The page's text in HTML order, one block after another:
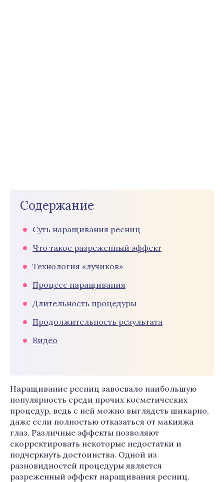
Содержание
Суть наращивания ресниц
Что такое разреженный эффект
Технология «лучиков»
Процесс наращивания
Длительность процедуры
Продолжительность результата
Видео
Наращивание ресниц завоевало наибольшую
популярность среди прочих косметических
процедур, ведь с ней можно выглядеть шикарно,
даже если полностью отказаться от макияжа
глаз. Различные эффекты позволяют
скорректировать некоторые недостатки и
подчеркнуть достоинства. Одной из
разновидностей процедуры является
разреженный эффект наращивания ресниц.